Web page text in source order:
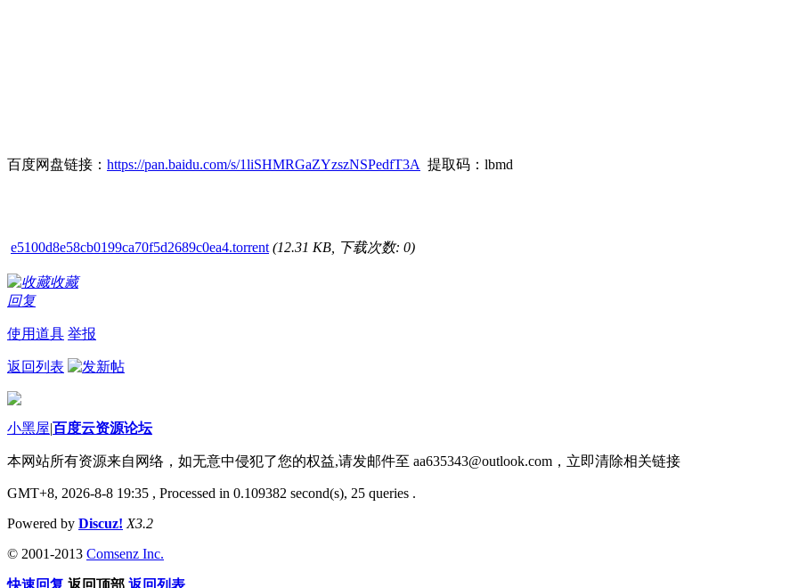
百度网盘链接： https://pan.baidu.com/s/1liSHMRGaZYzszNSPedfT3A 提取码：lbmd
e5100d8e58cb0199ca70f5d2689c0ea4.torrent (12.31 KB, 下载次数: 0)
收藏
回复
使用道具 举报
返回列表
小黑屋|百度云资源论坛
本网站所有资源来自网络，如无意中侵犯了您的权益,请发邮件至 aa635343@outlook.com ，立即清除相关链接
GMT+8, 2026-8-8 19:35 , Processed in 0.109382 second(s), 25 queries .
Powered by Discuz! X3.2
© 2001-2013 Comsenz Inc.
快速回复 返回顶部 返回列表